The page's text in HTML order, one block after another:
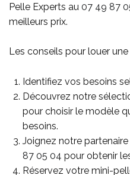
Pelle Experts au 07 49 87
meilleurs prix.
Les conseils pour louer
Identifiez vos besoins
Découvrez notre
pour choisir le modèle
besoins.
Joignez notre
87 05 04 pour obtenir
Réservez votre mini-